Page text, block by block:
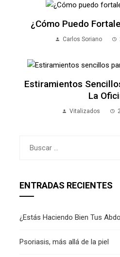
¿Cómo Puedo
Carlos Soriano
Estiramientos
La
Vitalizados
ENTRADAS RECIENTES
¿Estás Haciendo Bien Tus
Psoriasis, más allá de la piel